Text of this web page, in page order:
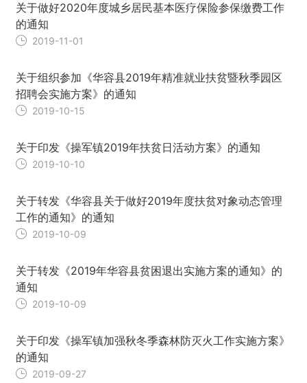
关于做好2020年度城乡居民基本医疗保险参保缴费工作
的通知
2019-11-01
关于组织参加《华容县2019年精准就业扶贫暨秋季园区
招聘会实施方案》的通知
2019-10-15
关于印发《操军镇2019年扶贫日活动方案》的通知
2019-10-10
关于转发《华容县关于做好2019年度扶贫对象动态管理
工作的通知》的通知
2019-10-09
关于转发《2019年华容县贫困退出实施方案的通知》的
通知
2019-10-09
关于印发《操军镇加强秋冬季森林防灭火工作实施方案》
的通知
2019-09-27